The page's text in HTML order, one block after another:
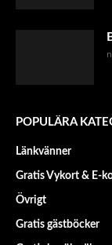
POPULÄRA
Länkvänner
Gratis Vykort & E-
Övrigt
Gratis gästböcker